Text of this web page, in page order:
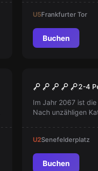
U5Frankfurter Tor
Buchen
Last 2-4
Im Jahr 2067 ist
Nach unzähligen
U2Senefelderplatz
Buchen